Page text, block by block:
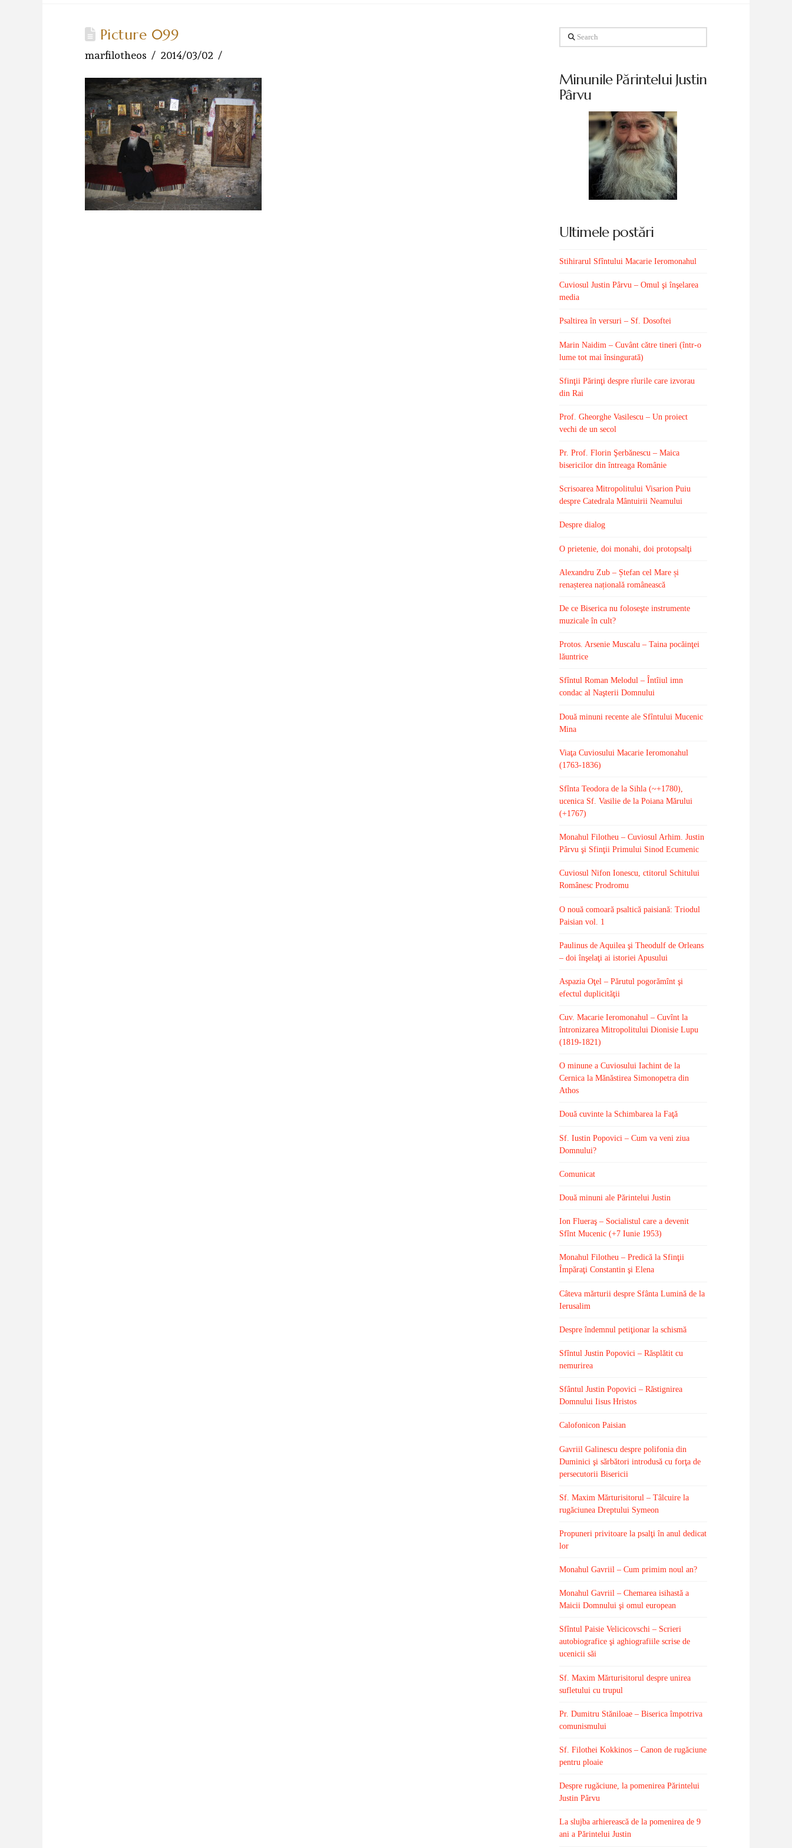
Picture 099
marfilotheos 2014/03/02
Search
Minunile Părintelui Justin
Pârvu
Ultimele postări
Stihirarul Sfîntului Macarie Ieromonahul
Cuviosul Justin Pârvu – Omul şi înşelarea
media
Psaltirea în versuri – Sf. Dosoftei
Marin Naidim – Cuvânt către tineri (într-o
lume tot mai însingurată)
Sfinţii Părinţi despre rîurile care izvorau
din Rai
Prof. Gheorghe Vasilescu – Un proiect
vechi de un secol
Pr. Prof. Florin Şerbănescu – Maica
bisericilor din întreaga Românie
Scrisoarea Mitropolitului Visarion Puiu
despre Catedrala Mântuirii Neamului
Despre dialog
O prietenie, doi monahi, doi protopsalţi
Alexandru Zub – Ștefan cel Mare și
renașterea națională românească
De ce Biserica nu foloseşte instrumente
muzicale în cult?
Protos. Arsenie Muscalu – Taina pocăinţei
lăuntrice
Sfîntul Roman Melodul – Întîiul imn
condac al Naşterii Domnului
Două minuni recente ale Sfîntului Mucenic
Mina
Viaţa Cuviosului Macarie Ieromonahul
(1763-1836)
Sfînta Teodora de la Sihla (~+1780),
ucenica Sf. Vasilie de la Poiana Mărului
(+1767)
Monahul Filotheu – Cuviosul Arhim. Justin
Pârvu şi Sfinţii Primului Sinod Ecumenic
Cuviosul Nifon Ionescu, ctitorul Schitului
Românesc Prodromu
O nouă comoară psaltică paisiană: Triodul
Paisian vol. 1
Paulinus de Aquilea şi Theodulf de Orleans
– doi înşelaţi ai istoriei Apusului
Aspazia Oţel – Părutul pogorămînt şi
efectul duplicităţii
Cuv. Macarie Ieromonahul – Cuvînt la
întronizarea Mitropolitului Dionisie Lupu
(1819-1821)
O minune a Cuviosului Iachint de la
Cernica la Mănăstirea Simonopetra din
Athos
Două cuvinte la Schimbarea la Faţă
Sf. Iustin Popovici – Cum va veni ziua
Domnului?
Comunicat
Două minuni ale Părintelui Justin
Ion Flueraş – Socialistul care a devenit
Sfînt Mucenic (+7 Iunie 1953)
Monahul Filotheu – Predică la Sfinţii
Împăraţi Constantin şi Elena
Câteva mărturii despre Sfânta Lumină de la
Ierusalim
Despre îndemnul petiţionar la schismă
Sfîntul Justin Popovici – Răsplătit cu
nemurirea
Sfântul Justin Popovici – Răstignirea
Domnului Iisus Hristos
Calofonicon Paisian
Gavriil Galinescu despre polifonia din
Duminici şi sărbători introdusă cu forţa de
persecutorii Bisericii
Sf. Maxim Mărturisitorul – Tâlcuire la
rugăciunea Dreptului Symeon
Propuneri privitoare la psalţi în anul dedicat
lor
Monahul Gavriil – Cum primim noul an?
Monahul Gavriil – Chemarea isihastă a
Maicii Domnului şi omul european
Sfîntul Paisie Velicicovschi – Scrieri
autobiografice şi aghiografiile scrise de
ucenicii săi
Sf. Maxim Mărturisitorul despre unirea
sufletului cu trupul
Pr. Dumitru Stăniloae – Biserica împotriva
comunismului
Sf. Filothei Kokkinos – Canon de rugăciune
pentru ploaie
Despre rugăciune, la pomenirea Părintelui
Justin Pârvu
La slujba arhierească de la pomenirea de 9
ani a Părintelui Justin